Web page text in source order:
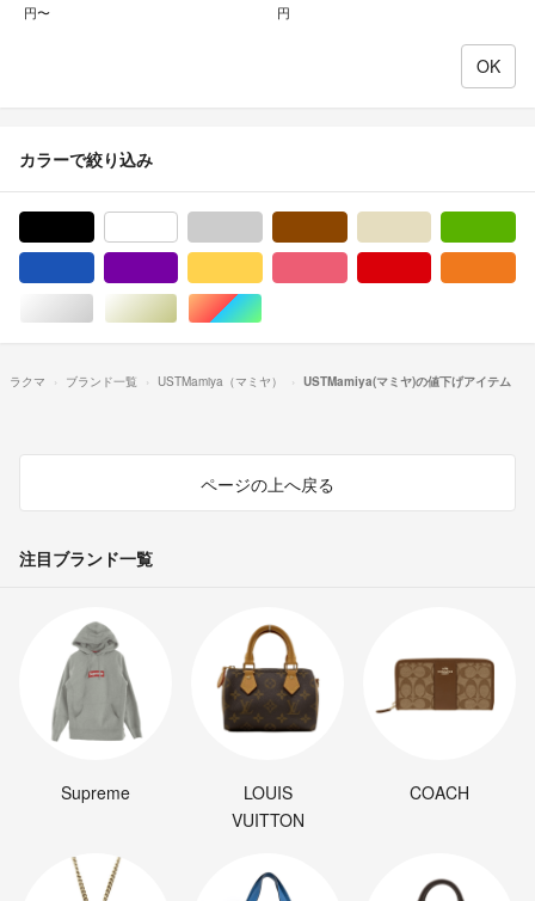
円〜 円
カラーで絞り込み
シルバー/銀色系ゴールド/金色系マルチカラー
ラクマ ブランド一覧 USTMamiya（マミヤ） USTMamiya(マミヤ)の値下げアイテム
ページの上へ戻る
注目ブランド一覧
Supreme
LOUIS
VUITTON
COACH